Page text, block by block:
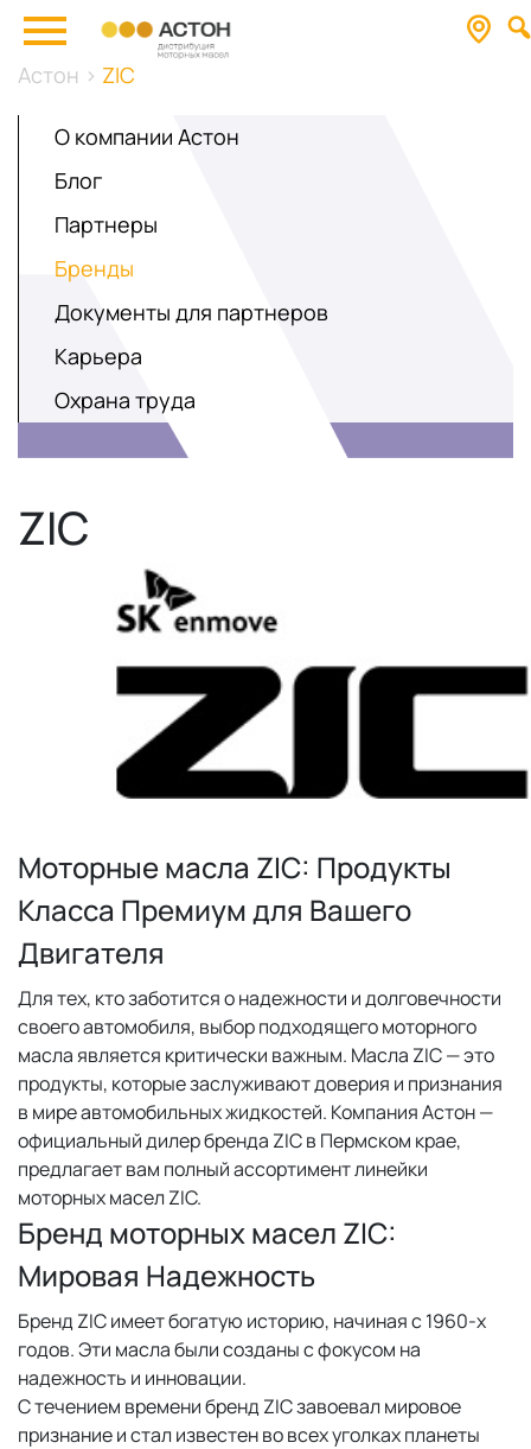
Астон > ZIC
О компании Астон
Блог
Партнеры
Бренды
Документы для партнеров
Карьера
Охрана труда
ZIC
Моторные масла ZIC: Продукты
Класса Премиум для Вашего
Двигателя
Для тех, кто заботится о надежности и долговечности
своего автомобиля, выбор подходящего моторного
масла является критически важным. Масла ZIC — это
продукты, которые заслуживают доверия и признания
в мире автомобильных жидкостей. Компания Астон —
официальный дилер бренда ZIC в Пермском крае,
предлагает вам полный ассортимент линейки
моторных масел ZIC.
Бренд моторных масел ZIC:
Мировая Надежность
Бренд ZIC имеет богатую историю, начиная с 1960-х
годов. Эти масла были созданы с фокусом на
надежность и инновации.
С течением времени бренд ZIC завоевал мировое
признание и стал известен во всех уголках планеты